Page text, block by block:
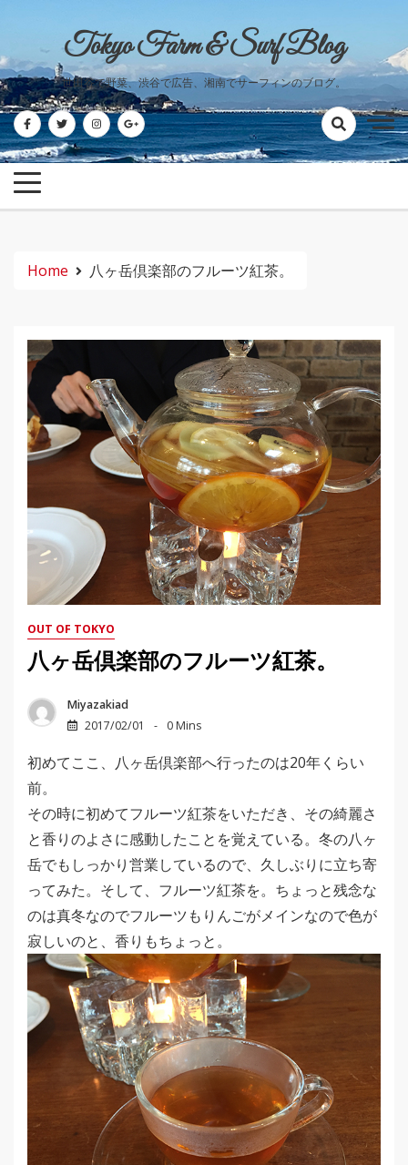
content
Tokyo Farm & Surf Blog
世田谷で野菜、渋谷で広告、湘南でサーフィンのブログ。
Home 八ヶ岳倶楽部のフルーツ紅茶。
OUT OF TOKYO
八ヶ岳倶楽部のフルーツ紅茶。
Miyazakiad
2017/02/01
0 Mins
初めてここ、八ヶ岳倶楽部へ行ったのは20年くらい
前。
その時に初めてフルーツ紅茶をいただき、その綺麗さ
と香りのよさに感動したことを覚えている。冬の八ヶ
岳でもしっかり営業しているので、久しぶりに立ち寄
ってみた。そして、フルーツ紅茶を。ちょっと残念な
のは真冬なのでフルーツもりんごがメインなので色が
寂しいのと、香りもちょっと。